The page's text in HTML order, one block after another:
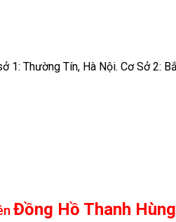
1: Thường Tín, Hà Nội. Cơ Sở 2:
Đồng Hồ Thanh Hùng